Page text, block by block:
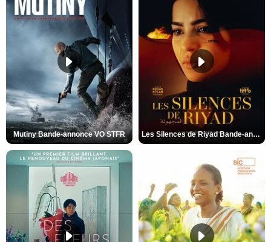
Mutiny Bande-annonce VO STFR Les Silences de Riyad Bande-annonce VO STFR